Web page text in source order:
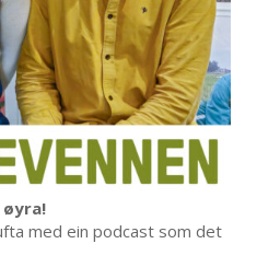
øyra!
med ein podcast som det